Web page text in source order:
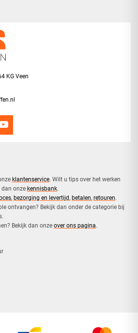
klantenservice. Wilt u tips over het werken
dan onze kennisbank.
, bezorging en levertijd, betalen, retouren.​
ontvangen? Bekijk dan onder de categorie bij
Bekijk dan onze over ons pagina.
KG Veen